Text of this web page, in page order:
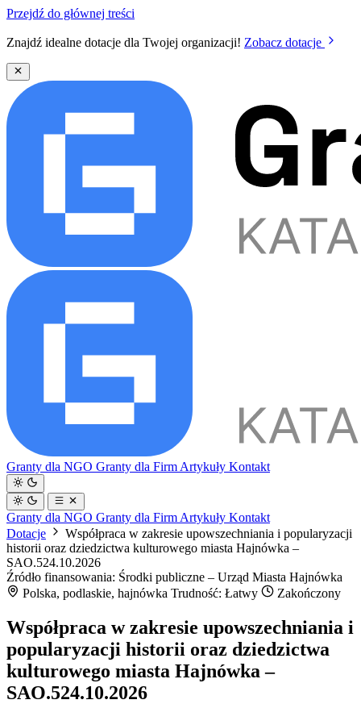
Przejdź do głównej treści
Znajdź idealne dotacje dla Twojej organizacji! Zobacz dotacje
Granty dla NGO Granty dla Firm Artykuły Kontakt
Granty dla NGO Granty dla Firm Artykuły Kontakt
Dotacje
Współpraca w zakresie upowszechniania i popularyzacji
historii oraz dziedzictwa kulturowego miasta Hajnówka –
SAO.524.10.2026
Źródło finansowania: Środki publiczne – Urząd Miasta Hajnówka
Polska, podlaskie, hajnówka Trudność: Łatwy Zakończony
Współpraca w zakresie upowszechniania i
popularyzacji historii oraz dziedzictwa
kulturowego miasta Hajnówka –
SAO.524.10.2026